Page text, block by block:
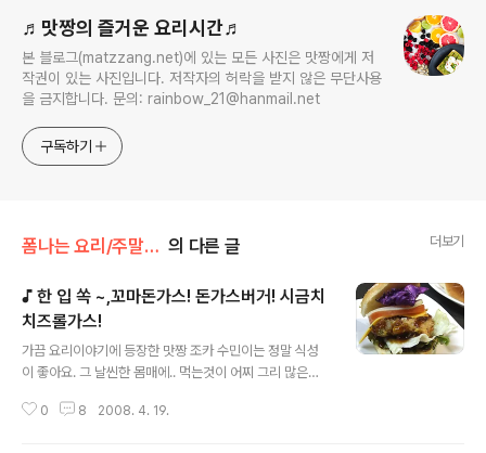
♬맛짱의 즐거운 요리시간♬
본 블로그(matzzang.net)에 있는 모든 사진은 맛짱에게 저
작권이 있는 사진입니다. 저작자의 허락을 받지 않은 무단사용
을 금지합니다. 문의: rainbow_21@hanmail.net
구독하기
폼나는 요리/주말일품 요리 의 다른 글 더보기
♪ 한 입 쏙 ~,꼬마돈가스! 돈가스버거! 시금치
치즈롤가스!
가끔 요리이야기에 등장한 맛짱 조카 수민이는 정말 식성
이 좋아요. 그 날씬한 몸매에.. 먹는것이 어찌 그리 많은지...
먹고 싶은것도 많은(???) 이쁜 조카랍니다. ㅎㅎ 오늘은 아
0 8 2008. 4. 19.